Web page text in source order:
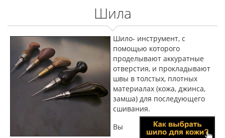
Шила
Шило- инструмент, с
помощью которого
проделывают аккуратные
отверстия, и прокладывают
швы в толстых, плотных
материалах (кожа, джинса,
замша) для последующего
сшивания.
Вы